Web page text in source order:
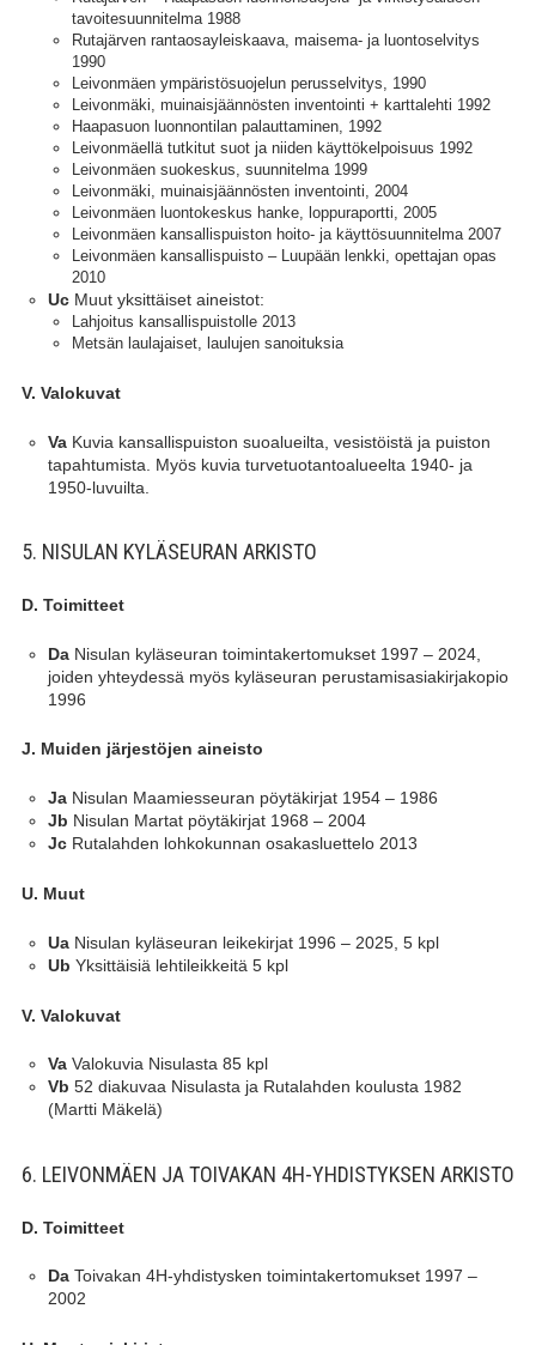
tavoitesuunnitelma 1988
Rutajärven rantaosayleiskaava, maisema- ja luontoselvitys
1990
Leivonmäen ympäristösuojelun perusselvitys, 1990
Leivonmäki, muinaisjäännösten inventointi + karttalehti 1992
Haapasuon luonnontilan palauttaminen, 1992
Leivonmäellä tutkitut suot ja niiden käyttökelpoisuus 1992
Leivonmäen suokeskus, suunnitelma 1999
Leivonmäki, muinaisjäännösten inventointi, 2004
Leivonmäen luontokeskus hanke, loppuraportti, 2005
Leivonmäen kansallispuiston hoito- ja käyttösuunnitelma 2007
Leivonmäen kansallispuisto – Luupään lenkki, opettajan opas
2010
UcMuut yksittäiset aineistot:
Lahjoitus kansallispuistolle 2013
Metsän laulajaiset, laulujen sanoituksia
V. Valokuvat
VaKuvia kansallispuiston suoalueilta, vesistöistä ja puiston
tapahtumista. Myös kuvia turvetuotantoalueelta 1940- ja
1950-luvuilta.
5. NISULAN KYLÄSEURAN ARKISTO
D. Toimitteet
DaNisulan kyläseuran toimintakertomukset 1997 – 2024,
joiden yhteydessä myös kyläseuran perustamisasiakirjakopio
1996
J. Muiden järjestöjen aineisto
JaNisulan Maamiesseuran pöytäkirjat 1954 – 1986
Jb Nisulan Martat pöytäkirjat 1968 – 2004
JcRutalahden lohkokunnan osakasluettelo 2013
U. Muut
UaNisulan kyläseuran leikekirjat 1996 – 2025, 5 kpl
Ub Yksittäisiä lehtileikkeitä 5 kpl
V. Valokuvat
VaValokuvia Nisulasta 85 kpl
Vb 52 diakuvaa Nisulasta ja Rutalahden koulusta 1982
(Martti Mäkelä)
6. LEIVONMÄEN JA TOIVAKAN 4H-YHDISTYKSEN ARKISTO
D. Toimitteet
DaToivakan 4H-yhdistysken toimintakertomukset 1997 –
2002